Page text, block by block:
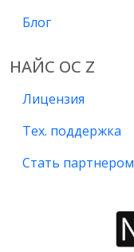
Блог
НАЙС ОС Z
Лицензия
Тех. поддержка
Стать партнером